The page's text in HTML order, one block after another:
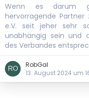
Wenn es darum
hervorragende Partner
e.V. seit jeher sehr
unabhängig sein und
des Verbandes
RobGal
13. August 2024 um